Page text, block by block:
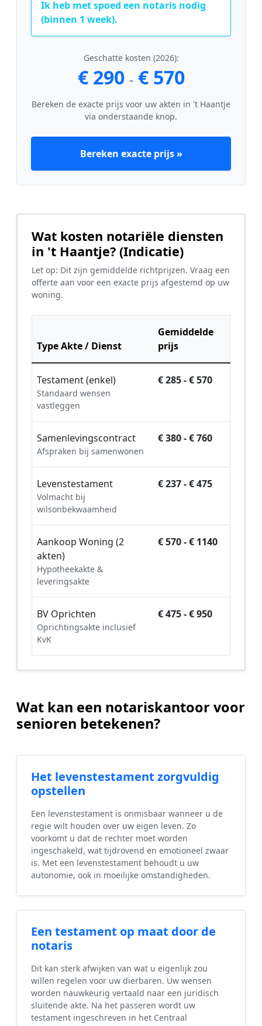
Ik heb met spoed een notaris nodig
(binnen 1 week).
Geschatte kosten (2026):
€ 290 - € 570
Bereken de exacte prijs voor uw akten in 't Haantje
via onderstaande knop.
Bereken exacte prijs »
Wat kosten notariële diensten
in 't Haantje? (Indicatie)
Let op: Dit zijn gemiddelde richtprijzen. Vraag een
offerte aan voor een exacte prijs afgestemd op uw
woning.
Type Akte / Dienst
Gemiddelde
prijs
Testament (enkel)
Standaard wensen
vastleggen
€ 285 - € 570
Samenlevingscontract
Afspraken bij samenwonen
€ 380 - € 760
Levenstestament
Volmacht bij
wilsonbekwaamheid
€ 237 - € 475
Aankoop Woning (2
akten)
Hypotheekakte &
leveringsakte
€ 570 - € 1140
BV Oprichten
Oprichtingsakte inclusief
KvK
€ 475 - € 950
Wat kan een notariskantoor voor
senioren betekenen?
Het levenstestament zorgvuldig
opstellen
Een levenstestament is onmisbaar wanneer u de
regie wilt houden over uw eigen leven. Zo
voorkomt u dat de rechter moet worden
ingeschakeld, wat tijdrovend en emotioneel zwaar
is. Met een levenstestament behoudt u uw
autonomie, ook in moeilijke omstandigheden.
Een testament op maat door de
notaris
Dit kan sterk afwijken van wat u eigenlijk zou
willen regelen voor uw dierbaren. Uw wensen
worden nauwkeurig vertaald naar een juridisch
sluitende akte. Na het passeren wordt uw
testament ingeschreven in het Centraal